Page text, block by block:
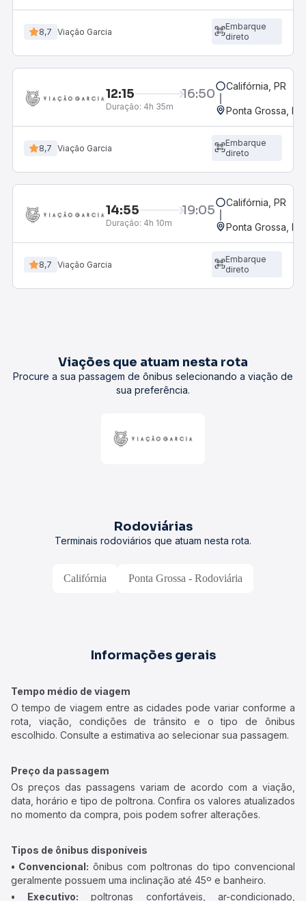
8,7 Viação Garcia
Embarque
direto
12:15 16:50
Duração: 4h 35m
Califórnia, PR
Ponta Grossa,
8,7 Viação Garcia
Embarque
direto
14:55 19:05
Duração: 4h 10m
Califórnia, PR
Ponta Grossa,
8,7 Viação Garcia
Embarque
direto
Viações que atuam nesta rota
Procure a sua passagem de ônibus selecionando a viação de
sua preferência.
Rodoviárias
Terminais rodoviários que atuam nesta rota.
Califórnia Ponta Grossa - Rodoviária
Informações gerais
Tempo médio de viagem
O tempo de viagem entre as cidades pode variar conforme a
rota, viação, condições de trânsito e o tipo de ônibus
escolhido. Consulte a estimativa ao selecionar sua passagem.
Preço da passagem
Os preços das passagens variam de acordo com a viação,
data, horário e tipo de poltrona. Confira os valores atualizados
no momento da compra, pois podem sofrer alterações.
Tipos de ônibus disponíveis
• Convencional: ônibus com poltronas do tipo convencional
geralmente possuem uma inclinação até 45º e banheiro.
• Executivo: poltronas confortáveis, ar-condicionado,